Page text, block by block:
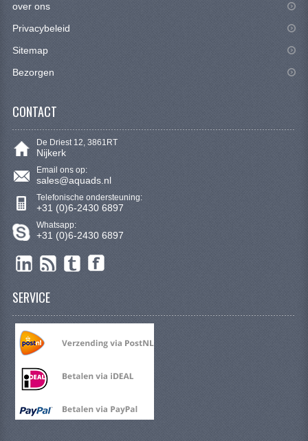
over ons
Privacybeleid
Sitemap
Bezorgen
CONTACT
De Driest 12, 3861RT
Nijkerk
Email ons op:
sales@aquads.nl
Telefonische ondersteuning:
+31 (0)6-2430 6897
Whatsapp:
+31 (0)6-2430 6897
SERVICE